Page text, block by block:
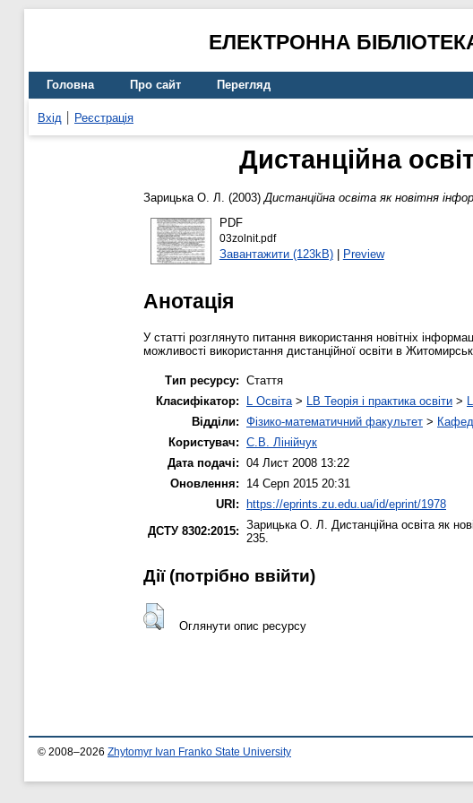
ЕЛЕКТРОННА
Головна Про сайт Перегляд
Вхід Реєстрація
Дистанційна
Зарицька О. Л. (2003)Дистанційна освіта як новітня
PDF
03zolnit.pdf
Завантажити (123kB)| Preview
Анотація
У статті розглянуто питання використання новітніх
можливості використання дистанційної освіти в
Тип ресурсу: Стаття
Класифікатор:
L Освіта > LB Теорія і практика освіти >
Відділи: Фізико-математичний факультет >
Користувач: С.В. Лінійчук
Дата подачі: 04 Лист 2008 13:22
Оновлення:
14 Серп 2015 20:31
URI: https://eprints.zu.edu.ua/id/eprint/1978
ДСТУ 8302:2015: Зарицька О. Л. Дистанційна освіта як
235.
Дії ​​(потрібно ввійти)
Оглянути опис ресурсу
© 2008–2026 Zhytomyr Ivan Franko State University